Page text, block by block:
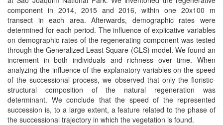
component in 2014, 2015 and 2016, within one 20x100 m
transect in each area. Afterwards, demographic rates were
determined for each period. The influence of explicative variables
on demographic rates of the regenerating component was tested
through the Generalized Least Square (GLS) model. We found an
increment in both individuals and richness over time. When
analyzing the influence of the explanatory variables on the speed
of the successional process, we observed that only the floristic-
structural composition of the natural regeneration was
determinant. We conclude that the speed of the represented
succession is, to a large extent, a feature related to the phase of
the successional trajectory in which the vegetation is found.